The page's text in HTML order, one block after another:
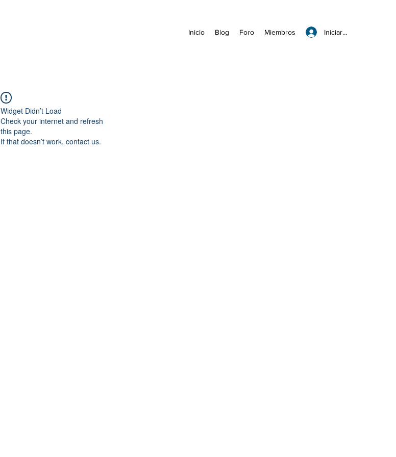
Iniciar sesión
Inicio Blog Foro Miembros
Widget Didn’t Load
Check your internet and refresh
this page.
If that doesn’t work, contact us.